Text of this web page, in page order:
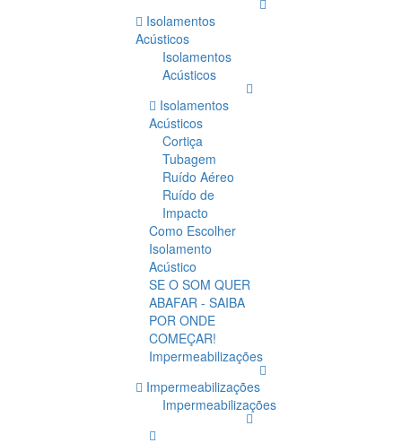
Isolamentos
Acústicos
Isolamentos
Acústicos
Isolamentos
Acústicos
Cortiça
Tubagem
Ruído Aéreo
Ruído de
Impacto
Como Escolher
Isolamento
Acústico
SE O SOM QUER
ABAFAR - SAIBA
POR ONDE
COMEÇAR!
Impermeabilizações
Impermeabilizações
Impermeabilizações